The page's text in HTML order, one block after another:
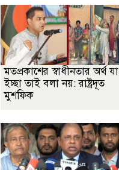
মতপ্রকাশের স্বাধীনতার অর্থ যা
ইচ্ছা তাই বলা নয়: রাষ্ট্রদূত
মুশফিক